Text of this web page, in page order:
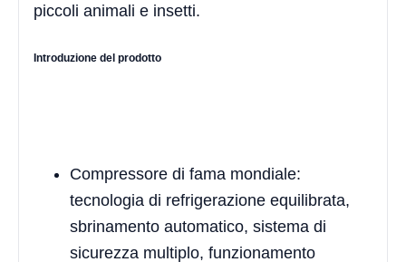
piccoli animali e insetti.
Introduzione del prodotto
Compressore di fama mondiale:
tecnologia di refrigerazione equilibrata,
sbrinamento automatico, sistema di
sicurezza multiplo, funzionamento